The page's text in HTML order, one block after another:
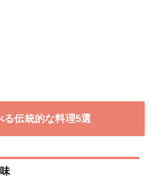
伝統的な料理5選